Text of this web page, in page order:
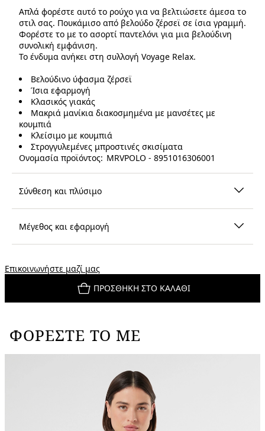
Απλά φορέστε αυτό το ρούχο για να βελτιώσετε άμεσα το
στιλ σας. Πουκάμισο από βελούδο ζέρσεϊ σε ίσια γραμμή.
Φορέστε το με το ασορτί παντελόνι για μια βελούδινη
συνολική εμφάνιση.
Το ένδυμα ανήκει στη συλλογή Voyage Relax.
Βελούδινο ύφασμα ζέρσεϊ
Ίσια εφαρμογή
Κλασικός γιακάς
Μακριά μανίκια διακοσμημένα με μανσέτες με
κουμπιά
Κλείσιμο με κουμπιά
Στρογγυλεμένες μπροστινές σκισίματα
Ονομασία προϊόντος: MRVPOLO - 8951016306001
Σύνθεση και πλύσιμο
Μέγεθος και εφαρμογή
Επικοινωνήστε μαζί μας
ΠΡΟΣΘΉΚΗ ΣΤΟ ΚΑΛΆΘΙ
ΦΟΡΈΣΤΕ ΤΟ ΜΕ